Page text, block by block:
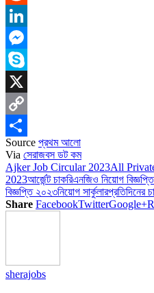
Reddit
LinkedIn
Messenger
Skype
X
Copy
Link
Share
Source প্রথম আলো
Via সেরাজবস ডট কম
Ajker Job Circular 2023All
2023আর্জেন্ট চাকরিএনজিও নিয়োগ
বিজ্ঞপ্তি ২০২৩নিয়োগ সার্কুলারপ্রতিদিনের
Share FacebookTwitterGoogle+
sherajobs